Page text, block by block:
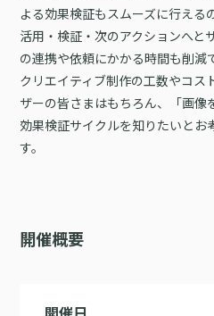
アプリケーション開発
施策事例
セキュリティ
KARTE SLA
GDPR
よる効果検証もスムーズに行える
活用・検証・次のアクションへと
の連携や依頼にかかる時間も削減
クリエイティブ制作の工数やコ
ザーの皆さまはもちろん、「画像
効果検証サイクルを知りたいとお
す。
開催概要